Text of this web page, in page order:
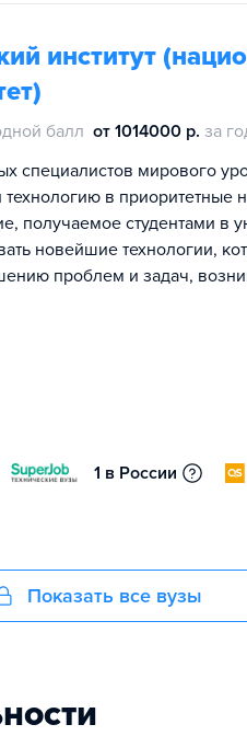
институт
балл от 1014000 р. за
специалистов мирового
в приоритетные
получаемое студентами в
новейшие технологии,
проблем и задач,
1 в России
Показать все вузы